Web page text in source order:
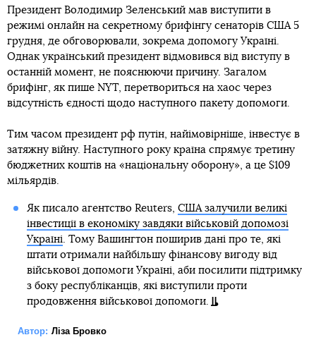
Президент Володимир Зеленський мав виступити в
режимі онлайн на секретному брифінгу сенаторів США 5
грудня, де обговорювали, зокрема допомогу Україні.
Однак український президент відмовився від виступу в
останній момент, не пояснюючи причину. Загалом
брифінг, як пише NYT, перетвориться на хаос через
відсутність єдності щодо наступного пакету допомоги.
Тим часом президент рф путін, найімовірніше, інвестує в
затяжну війну. Наступного року країна спрямує третину
бюджетних коштів на «національну оборону», а це $109
мільярдів.
Як писало агентство Reuters, США залучили великі
інвестиції в економіку завдяки військовій допомозі
Україні. Тому Вашингтон поширив дані про те, які
штати отримали найбільшу фінансову вигоду від
військової допомоги Україні, аби посилити підтримку
з боку республіканців, які виступили проти
продовження військової допомоги.
Автор: Ліза Бровко